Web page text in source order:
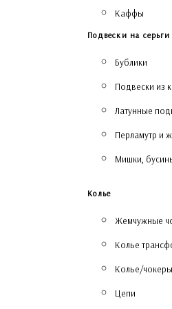
Каффы
Подвески на серьги
Бублики
Подвески из
Латунные
Перламутр и
Мишки,
Колье
Жемчужные
Колье
Колье/
Цепи